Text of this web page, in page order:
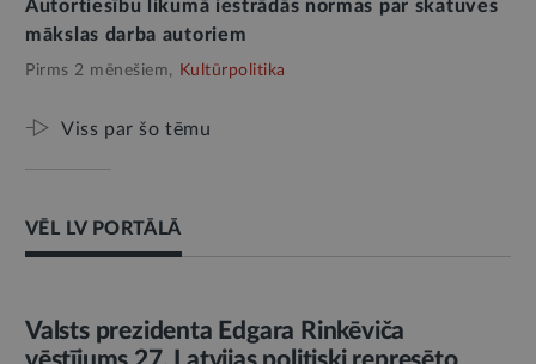
Autortiesību likumā iestrādās normas par skatuves
mākslas darba autoriem
Pirms 2 mēnešiem, Kultūrpolitika
Viss par šo tēmu
VĒL LV PORTĀLĀ
AMATPERSONAS RUNA
Valsts prezidenta Edgara Rinkēviča